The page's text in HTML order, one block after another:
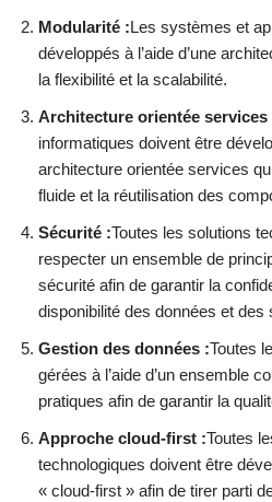
Modularité :Les systèmes et
développés à l’aide d’une
la flexibilité et la scalabilité.
Architecture orientée services
informatiques doivent être
architecture orientée services
fluide et la réutilisation des
Sécurité :Toutes les solutions
respecter un ensemble de
sécurité afin de garantir la
disponibilité des données et des
Gestion des données :Toutes
gérées à l’aide d’un ensemble
pratiques afin de garantir la
Approche cloud-first :Toutes
technologiques doivent être
« cloud-first » afin de tirer parti